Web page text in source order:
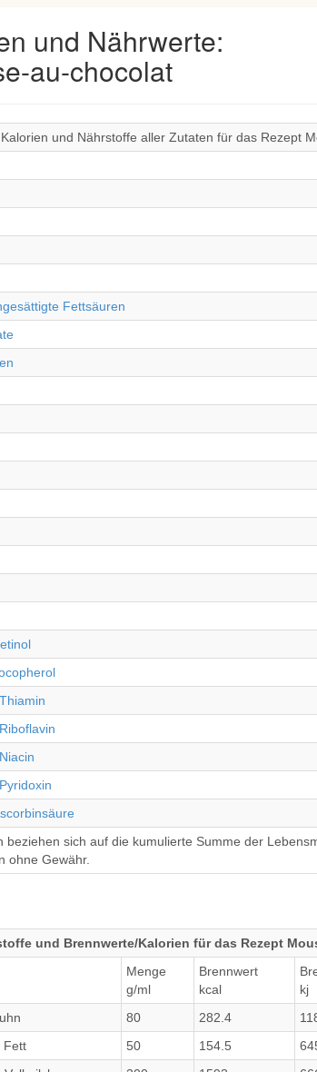
und Nährwerte:
au-chocolat
und Nährstoffe aller Zutaten für das Rezept
Fettsäuren
beziehen sich auf die kumulierte Summe der
ohne Gewähr.
und Brennwerte/Kalorien für das Rezept
Menge
g/ml
Brennwert
kcal
kj
80 282.4
Fett
50 154.5